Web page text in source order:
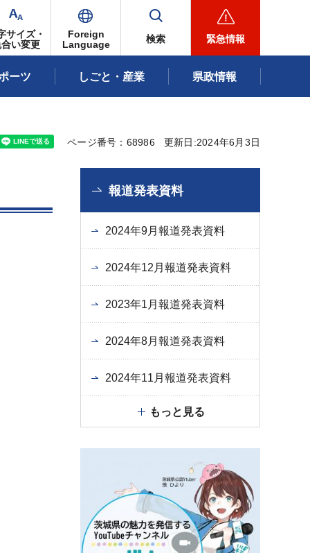
サイズ・
い変更
Foreign
Language
検索 緊急情報
ーツ しごと・産業 県政情報
ページ番号：68986 更新日:2024年6月3日
報道発表資料
2024年9月報道発表資料
2024年12月報道発表資料
2023年1月報道発表資料
2024年8月報道発表資料
2024年11月報道発表資料
もっと見る